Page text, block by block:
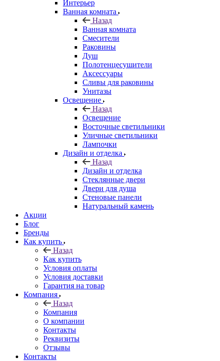
Интерьер
Ванная комната
Назад
Ванная комната
Смесители
Раковины
Душ
Полотенцесушители
Аксессуары
Сливы для раковины
Унитазы
Освещение
Назад
Освещение
Восточные светильники
Уличные светильники
Лампочки
Дизайн и отделка
Назад
Дизайн и отделка
Стеклянные двери
Двери для душа
Стеновые панели
Натуральный камень
Акции
Блог
Бренды
Как купить
Назад
Как купить
Условия оплаты
Условия доставки
Гарантия на товар
Компания
Назад
Компания
О компании
Контакты
Реквизиты
Отзывы
Контакты